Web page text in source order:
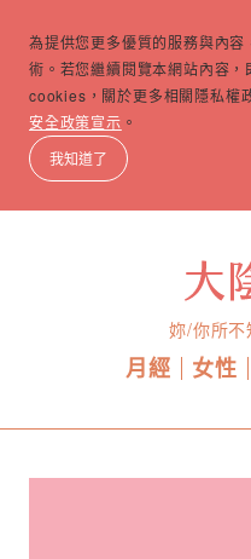
為提供您更多優質的服務與內
術。若您繼續閱覽本網站內容，
cookies，關於更多相關隱私權
安全政策宣示 。
我知道了
妳/你所
月經 女性